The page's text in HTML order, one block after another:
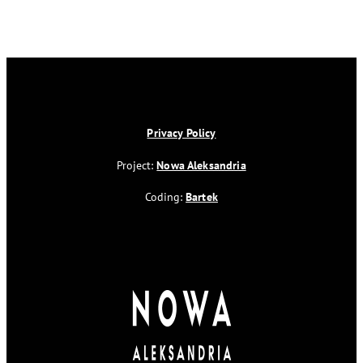
Privacy Policy
Project:Nowa Aleksandria
Coding:Bartek